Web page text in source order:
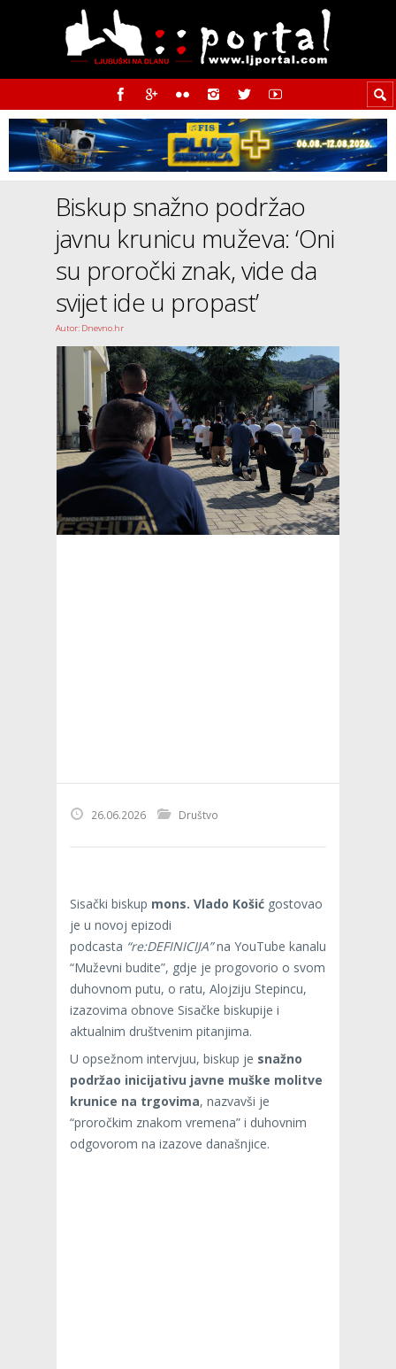
Biskup snažno podržao
javnu krunicu muževa: ‘Oni
su proročki znak, vide da
svijet ide u propast’
Autor: Dnevno.hr
26.06.2026 Društvo
Sisački biskup mons. Vlado Košić gostovao
je u novoj epizodi
podcasta “re:DEFINICIJA”na YouTube kanalu
“Muževni budite”, gdje je progovorio o svom
duhovnom putu, o ratu, Alojziju Stepincu,
izazovima obnove Sisačke biskupije i
aktualnim društvenim pitanjima.
U opsežnom intervjuu, biskup je snažno
podržao inicijativu javne muške molitve
krunice na trgovima, nazvavši je
“proročkim znakom vremena” i duhovnim
odgovorom na izazove današnjice.